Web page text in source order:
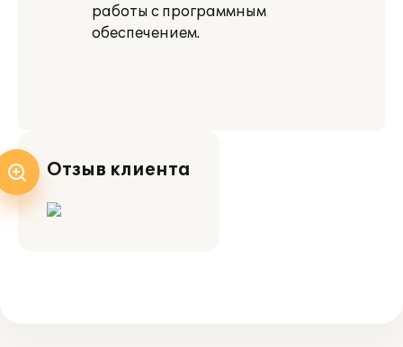
работы с программным
обеспечением.
Отзыв клиента